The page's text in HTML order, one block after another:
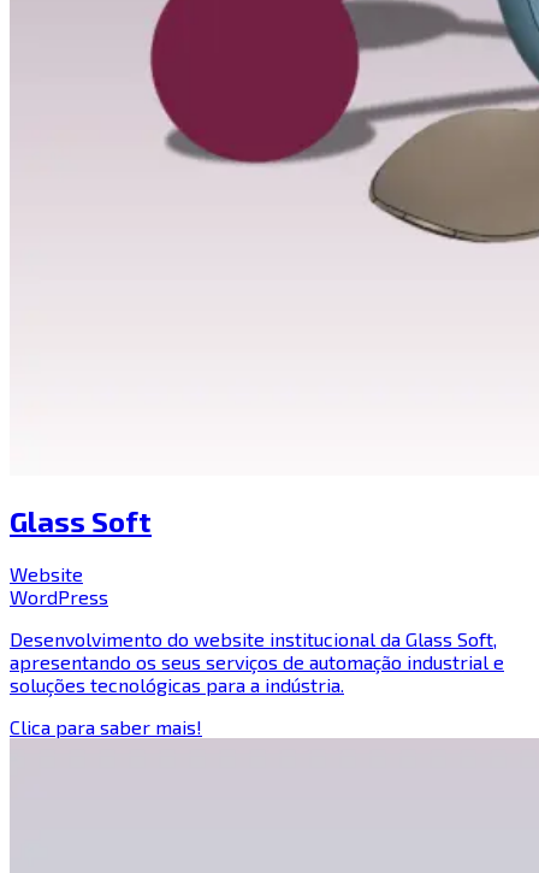
Glass Soft
Website
WordPress
Desenvolvimento do website institucional da Glass Soft,
apresentando os seus serviços de automação industrial e
soluções tecnológicas para a indústria.
Clica para saber mais!